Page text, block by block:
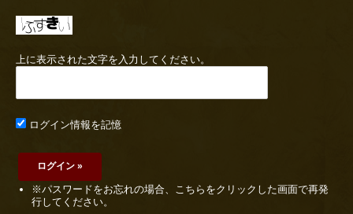
上に表示された文字を入力してください。
ログイン情報を記憶
※パスワードをお忘れの場合、こちらをクリックした画面で再発
行してください。